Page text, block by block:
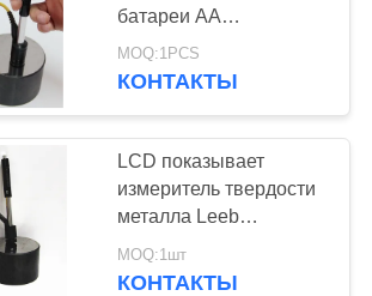
батареи AA
цилиндрическое
сферически и
дурометр металла
MOQ:1PCS
КОНТАКТЫ
LCD показывает
измеритель твердости
металла Leeb
портативный.
Портативная машинка
MOQ:1шт
КОНТАКТЫ